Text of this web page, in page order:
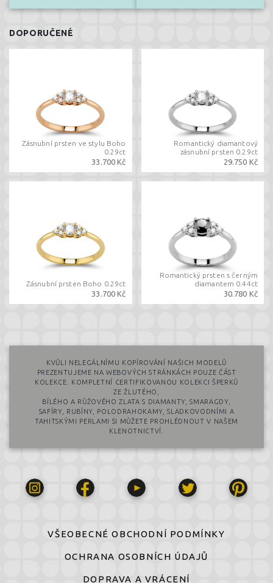
DOPORUČENÉ
Zásnubní prsten ve stylu Boho
0.29ct
33.700 Kč
Romantický diamantový
zásnubní prsten 0.29ct
29.750 Kč
Zásnubní prsten Boho 0.29ct
33.700 Kč
Romantický prsten s černým
diamantem 0.44ct
30.780 Kč
KVŮLI NELEGÁLNÍMU KOPÍROVÁNÍ NAŠICH MODELŮ
PREZENTUJEME NA WEBOVÝCH STRÁNKÁCH POUZE ČÁST
KOLEKCE. KOMPLETNÍ CERTIFIKOVANOU KOLEKCI ŠPERKŮ
ZE ŽLUTÉHO,
BÍLÉHO A RŮŽOVÉHO ZLATA S DIAMANTY, SMARAGDY,
SAFÍRY, RUBÍNY, POLODRAHOKAMY, SLADKOVODNÍMI A
TAHITSKÝMI PERLAMI SI MŮŽETE PROHLÉDNOUT V NAŠEM
KLENOTNICTVÍ.
VŠEOBECNÉ OBCHODNÍ PODMÍNKY
OCHRANA OSOBNÍCH ÚDAJŮ
DOPRAVA A VRÁCENÍ